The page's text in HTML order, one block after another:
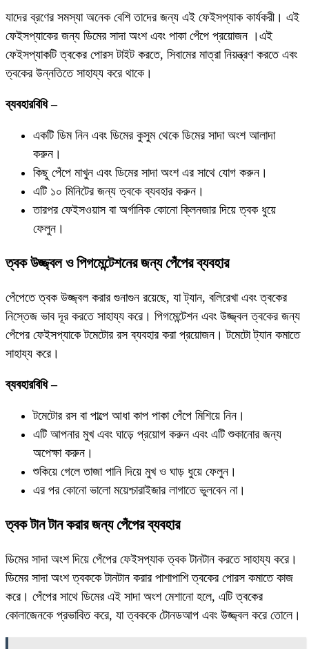
যাদের ব্রণের সমস্যা অনেক বেশি তাদের জন্য এই ফেইসপ্যাক কার্যকরী। এই
ফেইসপ্যাকের জন্য ডিমের সাদা অংশ এবং পাকা পেঁপে প্রয়োজন ।এই
ফেইসপ্যাকটি ত্বকের পোরস টাইট করতে, সিবামের মাত্রা নিয়ন্ত্রণ করতে এবং
ত্বকের উন্নতিতে সাহায্য করে থাকে।
ব্যবহারবিধি –
একটি ডিম নিন এবং ডিমের কুসুম থেকে ডিমের সাদা অংশ আলাদা
করুন।
কিছু পেঁপে মাখুন এবং ডিমের সাদা অংশ এর সাথে যোগ করুন।
এটি ১০ ​​মিনিটের জন্য ত্বকে ব্যবহার করুন।
তারপর ফেইসওয়াস বা অর্গানিক কোনো ক্লিনজার দিয়ে ত্বক ধুয়ে
ফেলুন।
ত্বক উজ্জ্বল ও পিগমেন্টেশনের জন্য পেঁপের ব্যবহার
পেঁপেতে ত্বক উজ্জ্বল করার গুনাগুন রয়েছে, যা ট্যান, বলিরেখা এবং ত্বকের
নিস্তেজ ভাব দূর করতে সাহায্য করে। পিগমেন্টেশন এবং উজ্জ্বল ত্বকের জন্য
পেঁপের ফেইসপ্যাকে টমেটোর রস ব্যবহার করা প্রয়োজন। টমেটো ট্যান কমাতে
সাহায্য করে।
ব্যবহারবিধি –
টমেটোর রস বা পাল্পে আধা কাপ পাকা পেঁপে মিশিয়ে নিন।
এটি আপনার মুখ এবং ঘাড়ে প্রয়োগ করুন এবং এটি শুকানোর জন্য
অপেক্ষা করুন।
শুকিয়ে গেলে তাজা পানি দিয়ে মুখ ও ঘাড় ধুয়ে ফেলুন।
এর পর কোনো ভালো ময়েশ্চারাইজার লাগাতে ভুলবেন না।
ত্বক টান টান করার জন্য পেঁপের ব্যবহার
ডিমের সাদা অংশ দিয়ে পেঁপের ফেইসপ্যাক ত্বক টানটান করতে সাহায্য করে।
ডিমের সাদা অংশ ত্বককে টানটান করার পাশাপাশি ত্বকের পোরস কমাতে কাজ
করে। পেঁপের সাথে ডিমের এই সাদা অংশ মেশানো হলে, এটি ত্বকের
কোলাজেনকে প্রভাবিত করে, যা ত্বককে টোনডআপ এবং উজ্জ্বল করে তোলে।